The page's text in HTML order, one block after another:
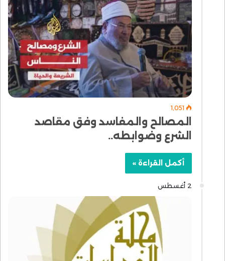
1٬051
المصالح والمفاسد وفق مقاصد
الشرع وضوابطه..
أكمل القراءة »
2 أغسطس